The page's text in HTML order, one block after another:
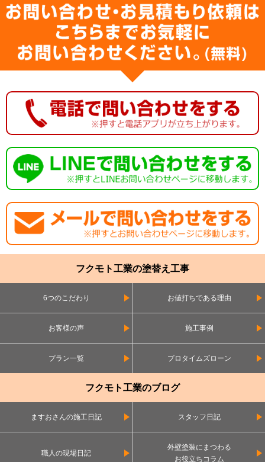
フクモト工業の塗替え工事
6つのこだわり お値打ちである理由
お客様の声 施工事例
プラン一覧 プロタイムズローン
フクモト工業のブログ
ますおさんの施工日記 スタッフ日記
職人の現場日記
外壁塗装にまつわる
お役立ちコラム